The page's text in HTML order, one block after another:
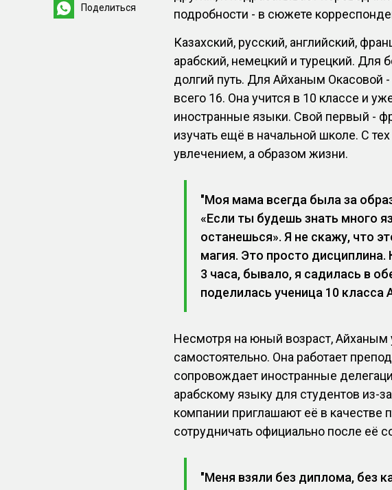
Поделиться
подробности - в сюжете
Казахский, русский, английский,
арабский, немецкий и турецкий. Для
долгий путь. Для Айханым Окасовой
всего 16. Она учится в 10 классе и
иностранные языки. Свой первый -
изучать ещё в начальной школе. С
увлечением, а образом жизни.
"Моя мама всегда была за
«Если ты будешь знать много
останешься». Я не скажу, что
магия. Это просто
3 часа, бывало, я садилась в
поделилась ученица 10 класса
Несмотря на юный возраст, Айханым
самостоятельно. Она работает
сопровождает иностранные
арабскому языку для студентов из-
компании приглашают её в качестве
сотрудничать официально после её
"Меня взяли без диплома, без